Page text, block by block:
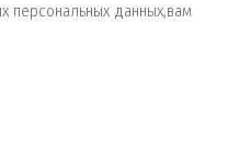
персональных данных,вам